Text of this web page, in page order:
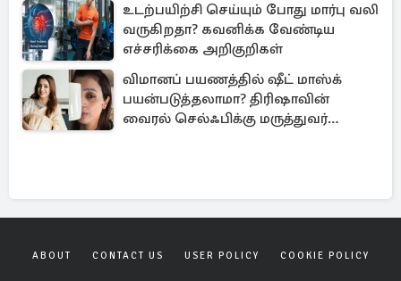
உடற்பயிற்சி செய்யும் போது மார்பு வலி
வருகிறதா? கவனிக்க வேண்டிய
எச்சரிக்கை அறிகுறிகள்
விமானப் பயணத்தில் ஷீட் மாஸ்க்
பயன்படுத்தலாமா? திரிஷாவின்
வைரல் செல்ஃபிக்கு மருத்துவர்
ABOUT CONTACT US USER POLICY COOKIE POLICY